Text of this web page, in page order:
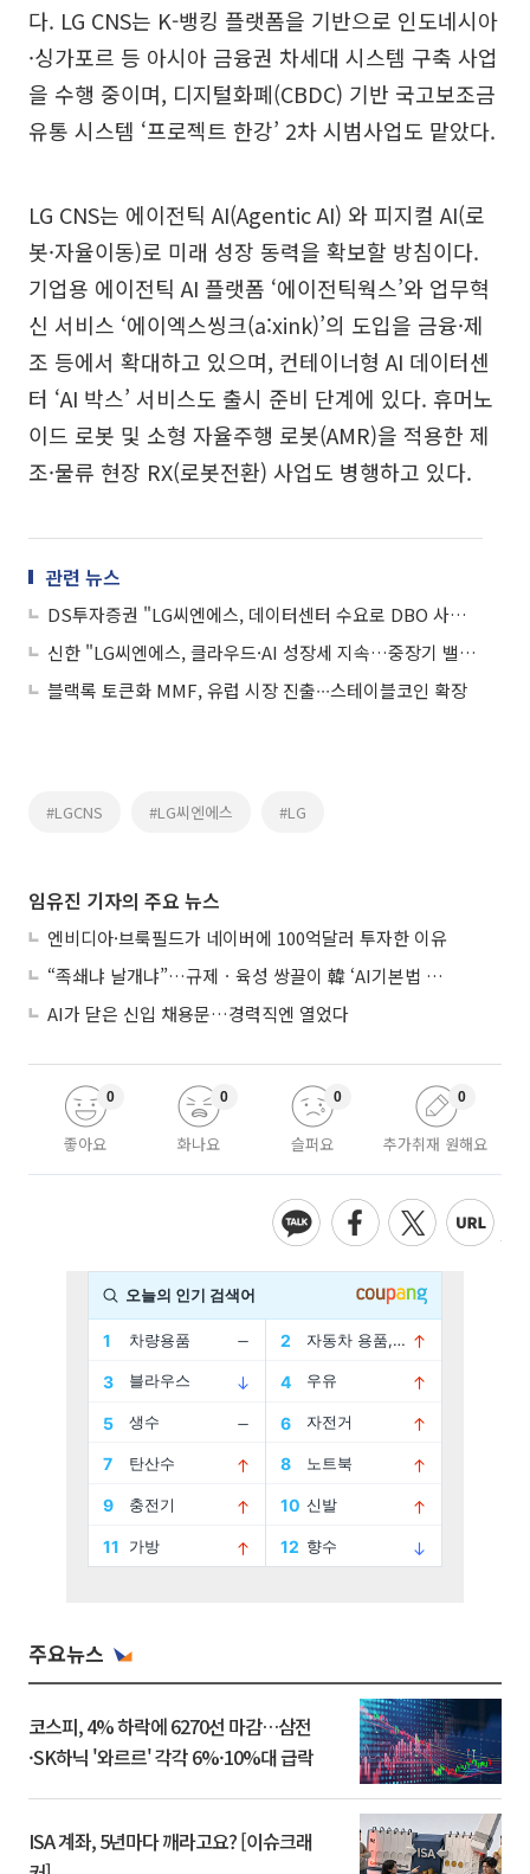
다. LG CNS는 K-뱅킹 플랫폼을 기반으로 인도네시아
·싱가포르 등 아시아 금융권 차세대 시스템 구축 사업
을 수행 중이며, 디지털화폐(CBDC) 기반 국고보조금
유통 시스템 ‘프로젝트 한강’ 2차 시범사업도 맡았다.
LG CNS는 에이전틱 AI(Agentic AI) 와 피지컬 AI(로
봇·자율이동)로 미래 성장 동력을 확보할 방침이다.
기업용 에이전틱 AI 플랫폼 ‘에이전틱웍스’와 업무혁
신 서비스 ‘에이엑스씽크(a:xink)’의 도입을 금융·제
조 등에서 확대하고 있으며, 컨테이너형 AI 데이터센
터 ‘AI 박스’ 서비스도 출시 준비 단계에 있다. 휴머노
이드 로봇 및 소형 자율주행 로봇(AMR)을 적용한 제
조·물류 현장 RX(로봇전환) 사업도 병행하고 있다.
관련 뉴스
DS투자증권 "LG씨엔에스, 데이터센터 수요로 DBO 사업 급성장"
신한 "LG씨엔에스, 클라우드·AI 성장세 지속…중장기 밸류 재평가 여력 충분"
블랙록 토큰화 MMF, 유럽 시장 진출∙∙∙스테이블코인 확장
#LGCNS #LG씨엔에스 #LG
임유진 기자의 주요 뉴스
엔비디아·브룩필드가 네이버에 100억달러 투자한 이유
“족쇄냐 날개냐”…규제ㆍ육성 쌍끌이 韓 ‘AI기본법 개정안’ 오늘 시행
AI가 닫은 신입 채용문…경력직엔 열었다
좋아요
0
화나요
0
슬퍼요
0
추가취재 원해요
0
주요뉴스
코스피, 4% 하락에 6270선 마감…삼전
·SK하닉 '와르르' 각각 6%·10%대 급락
ISA 계좌, 5년마다 깨라고요? [이슈크래